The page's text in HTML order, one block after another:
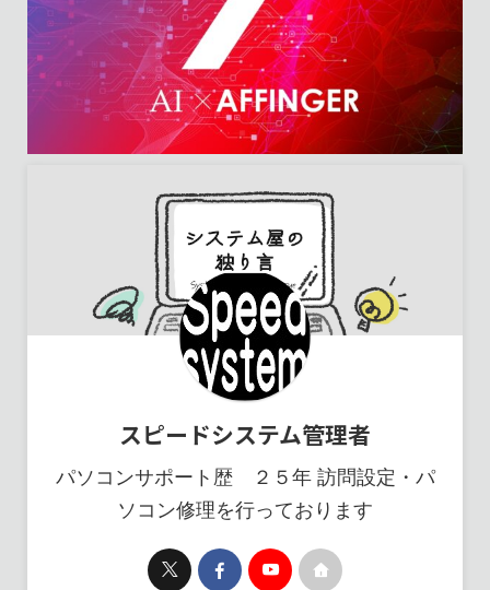
スピードシステム管理者
パソコンサポート歴 ２５年 訪問設定・パ
ソコン修理を行っております